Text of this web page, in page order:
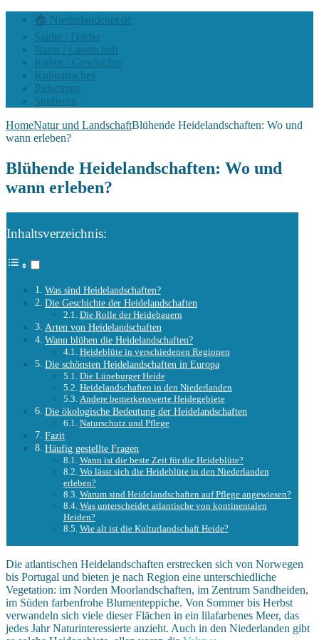
🏠 Niederlandenet.de
Städte / Dörfer
Natur / Landschaft
Kultur / Geschichte
Kulinarisches
Reisetipps
Studieren
HomeNatur und LandschaftBlühende Heidelandschaften: Wo und
wann erleben?
Blühende Heidelandschaften: Wo und
wann erleben?
Inhaltsverzeichnis:
Was sind Heidelandschaften?
Die Geschichte der Heidelandschaften
Die Rolle der Heidebauern
Arten von Heidelandschaften
Wann blühen die Heidelandschaften?
Heideblüte in verschiedenen Regionen
Die schönsten Heidelandschaften in Europa
Die Lüneburger Heide
Heidelandschaften in den Niederlanden
Andere bemerkenswerte Heidegebiete
Die ökologische Bedeutung der Heidelandschaften
Naturschutz und Pflege
Fazit
Häufig gestellte Fragen
Wann ist die beste Zeit für die Heideblüte?
Wo lässt sich die Heideblüte in den Niederlanden
erleben?
Warum sind Heidelandschaften auf Pflege angewiesen?
Was unterscheidet atlantische von kontinentalen
Heiden?
Wie alt ist die Kulturlandschaft Heide?
Die atlantischen Heidelandschaften erstrecken sich von Norwegen
bis Portugal und bieten je nach Region eine unterschiedliche
Vegetation: im Norden Moorlandschaften, im Zentrum Sandheiden,
im Süden farbenfrohe Blumenteppiche. Von Sommer bis Herbst
verwandeln sich viele dieser Flächen in ein lilafarbenes Meer, das
jedes Jahr Naturinteressierte anzieht. Auch in den Niederlanden gibt